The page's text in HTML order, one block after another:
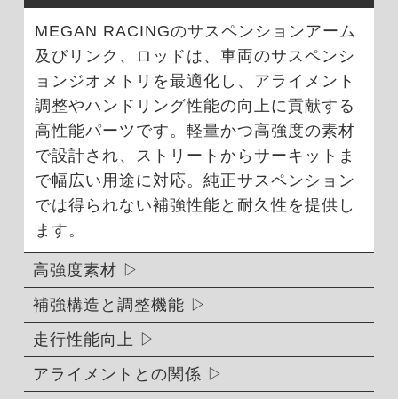
MEGAN RACINGのサスペンションアーム
及びリンク、ロッドは、車両のサスペンシ
ョンジオメトリを最適化し、アライメント
調整やハンドリング性能の向上に貢献する
高性能パーツです。軽量かつ高強度の素材
で設計され、ストリートからサーキットま
で幅広い用途に対応。純正サスペンション
では得られない補強性能と耐久性を提供し
ます。
高強度素材
補強構造と調整機能
走行性能向上
アライメントとの関係